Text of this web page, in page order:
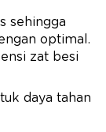
sehingga
optimal.
zat besi
daya tahan